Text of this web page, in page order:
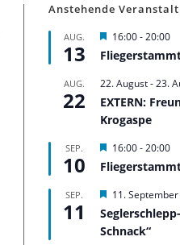
Anstehende
AUG.
13
H
e
r
o
r
e
o
b
n
16:00-20:00
AUG.
22
22. August-23.
EXTERN:
Krogaspe
SEP.
10
H
e
r
o
r
g
e
16:00-20:00
SEP.
11
H
r
v
11. September
Schnack“